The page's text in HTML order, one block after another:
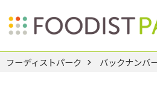
フーディストパーク バックナンバ